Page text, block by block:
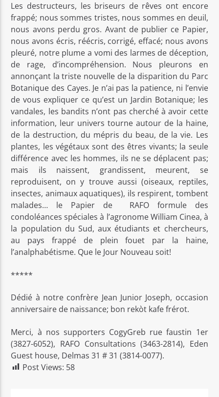
Les destructeurs, les briseurs de rêves ont encore
frappé; nous sommes tristes, nous sommes en deuil,
nous avons perdu gros. Avant de publier ce Papier,
nous avons écris, réécris, corrigé, effacé; nous avons
pleuré, notre plume a vomi des larmes de déception,
de rage, d’incompréhension. Nous pleurons en
annonçant la triste nouvelle de la disparition du Parc
Botanique des Cayes. Je n’ai pas la patience, ni l’envie
de vous expliquer ce qu’est un Jardin Botanique; les
vandales, les bandits n’ont pas cherché à avoir cette
information, leur univers tourne autour de la haine,
de la destruction, du mépris du beau, de la vie. Les
plantes, les végétaux sont des êtres vivants; la seule
différence avec les hommes, ils ne se déplacent pas;
mais ils naissent, grandissent, meurent, se
reproduisent, on y trouve aussi (oiseaux, reptiles,
insectes, animaux aquatiques), ils respirent, tombent
malades… le Papier de RAFO formule des
condoléances spéciales à l’agronome William Cinea, à
la population du Sud, aux étudiants et chercheurs,
au pays frappé de plein fouet par la haine,
l’analphabétisme. Que le Jour Nouveau soit!
*****
Dédié à notre confrère Jean Junior Joseph, occasion
anniversaire de naissance; bon rekòt kafe frérot.
Merci, à nos supporters CogyGreb rue faustin 1er
(3827-6052), RAFO Consultations (3463-2814), Eden
Guest house, Delmas 31 # 31 (3814-0077).
Post Views: 58